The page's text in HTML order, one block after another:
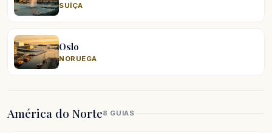
SUÍÇA
Oslo
NORUEGA
América do Norte8 GUIAS